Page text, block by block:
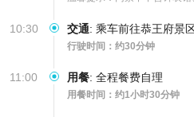
10:30 交通: 乘车前往恭王府景
行驶时间：约30分钟
11:00 用餐: 全程餐费自理
用餐时间：约1小时30分钟